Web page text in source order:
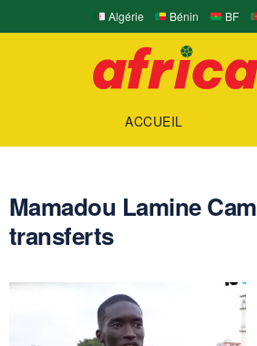
Algérie Bénin BF
ACCUEIL
Mamadou Lamine
transferts